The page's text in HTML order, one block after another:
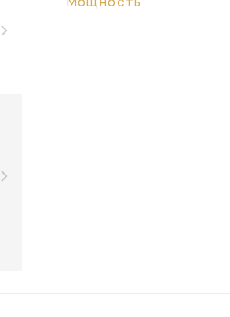
Мощность